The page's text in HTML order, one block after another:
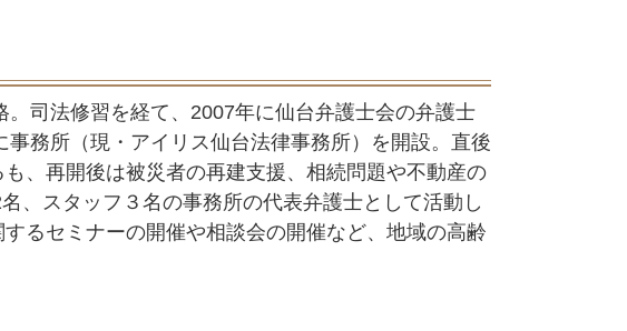
司法修習を経て、2007年に仙台弁護士会の弁護士
務所（現・アイリス仙台法律事務所）を開設。直後
、再開後は被災者の再建支援、相続問題や不動産の
、スタッフ３名の事務所の代表弁護士として活動し
るセミナーの開催や相談会の開催など、地域の高齢